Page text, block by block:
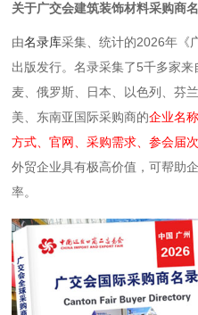
关于广交会建筑装饰材料采购商
由名录库采集、统计的2026年《
出版发行。名录采集了5千多家
麦、俄罗斯、日本、以色列、芬
美、东南亚国际采购商的企业名
方式、官网、采购需求、参会届
外贸企业具有极高价值，可帮助
率。